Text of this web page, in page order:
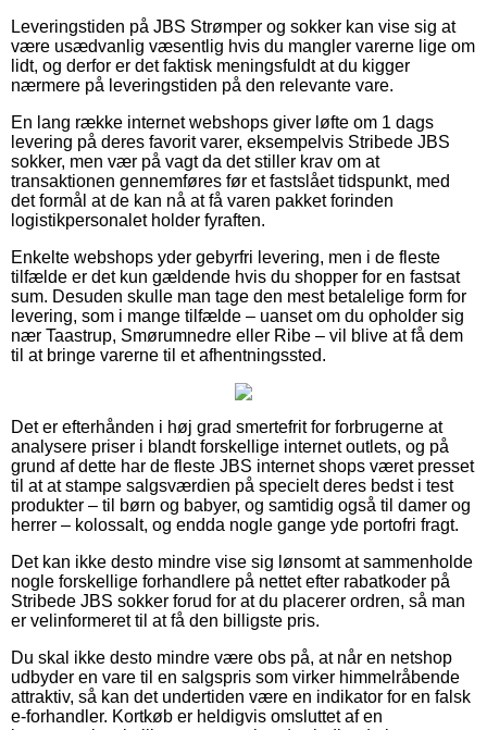
Leveringstiden på JBS Strømper og sokker kan vise sig at
være usædvanlig væsentlig hvis du mangler varerne lige om
lidt, og derfor er det faktisk meningsfuldt at du kigger
nærmere på leveringstiden på den relevante vare.
En lang række internet webshops giver løfte om 1 dags
levering på deres favorit varer, eksempelvis Stribede JBS
sokker, men vær på vagt da det stiller krav om at
transaktionen gennemføres før et fastslået tidspunkt, med
det formål at de kan nå at få varen pakket forinden
logistikpersonalet holder fyraften.
Enkelte webshops yder gebyrfri levering, men i de fleste
tilfælde er det kun gældende hvis du shopper for en fastsat
sum. Desuden skulle man tage den mest betalelige form for
levering, som i mange tilfælde – uanset om du opholder sig
nær Taastrup, Smørumnedre eller Ribe – vil blive at få dem
til at bringe varerne til et afhentningssted.
Det er efterhånden i høj grad smertefrit for forbrugerne at
analysere priser i blandt forskellige internet outlets, og på
grund af dette har de fleste JBS internet shops været presset
til at at stampe salgsværdien på specielt deres bedst i test
produkter – til børn og babyer, og samtidig også til damer og
herrer – kolossalt, og endda nogle gange yde portofri fragt.
Det kan ikke desto mindre vise sig lønsomt at sammenholde
nogle forskellige forhandlere på nettet efter rabatkoder på
Stribede JBS sokker forud for at du placerer ordren, så man
er velinformeret til at få den billigste pris.
Du skal ikke desto mindre være obs på, at når en netshop
udbyder en vare til en salgspris som virker himmelråbende
attraktiv, så kan det undertiden være en indikator for en falsk
e-forhandler. Kortkøb er heldigvis omsluttet af en